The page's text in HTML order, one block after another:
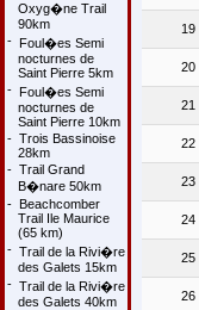
Oxyg�ne Trail
90km
- Foul�es Semi
nocturnes de
Saint Pierre 5km
- Foul�es Semi
nocturnes de
Saint Pierre 10km
- Trois Bassinoise
28km
- Trail Grand
B�nare 50km
- Beachcomber
Trail Ile Maurice
(65 km)
- Trail de la Rivi�re
des Galets 15km
- Trail de la Rivi�re
des Galets 40km
19
20
21
22
23
24
25
26